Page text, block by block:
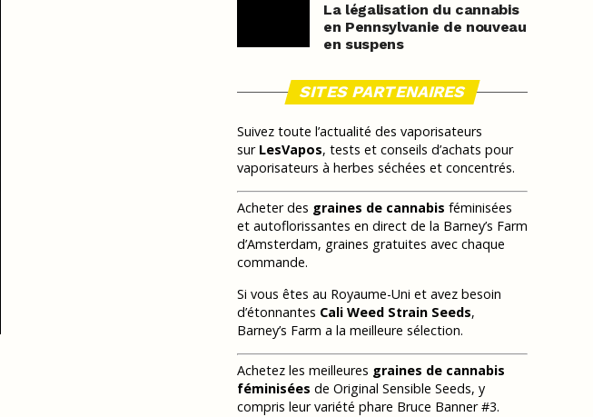
La légalisation du cannabis
en Pennsylvanie de nouveau
en suspens
SITES PARTENAIRES
Suivez toute l’actualité des vaporisateurs
sur LesVapos, tests et conseils d’achats pour
vaporisateurs à herbes séchées et concentrés.
Acheter des graines de cannabis féminisées
et autoflorissantes en direct de la Barney’s Farm
d’Amsterdam, graines gratuites avec chaque
commande.
Si vous êtes au Royaume-Uni et avez besoin
d’étonnantes Cali Weed Strain Seeds,
Barney’s Farm a la meilleure sélection.
Achetez les meilleures graines de cannabis
féminisées de Original Sensible Seeds, y
compris leur variété phare Bruce Banner #3.